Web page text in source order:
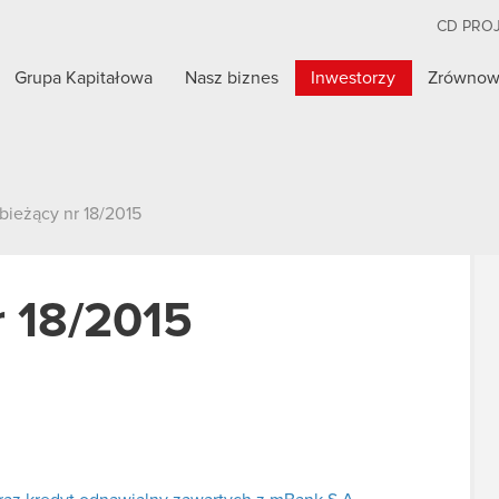
CD
Grupa Kapitałowa Nasz biznes Inwestorzy
nr 18/2015
18/2015